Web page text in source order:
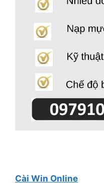
Cài Win Online